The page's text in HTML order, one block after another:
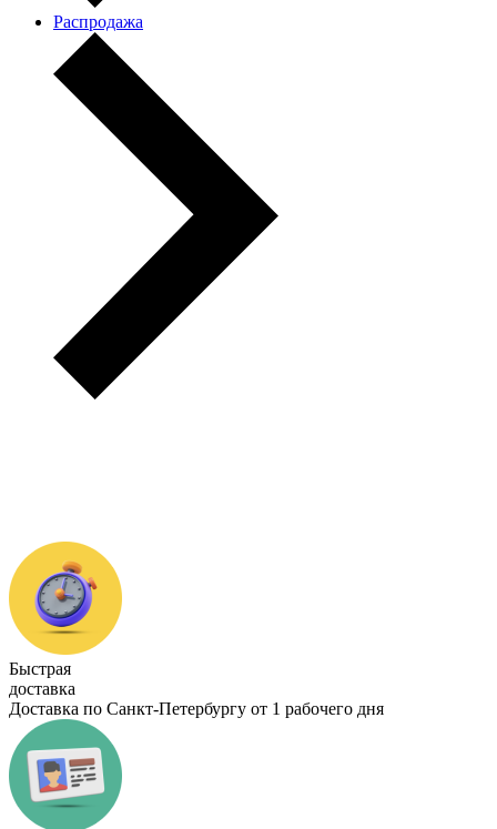
Распродажа
Быстрая
доставка
Доставка по Санкт-Петербургу от 1 рабочего дня